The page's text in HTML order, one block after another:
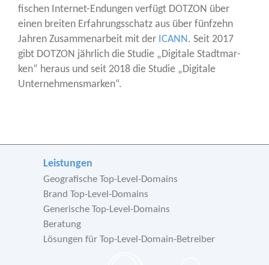
fi­schen Inter­net-Endun­gen ver­fügt DOTZON über
einen brei­ten Erfah­rungs­schatz aus über fünf­zehn
Jah­ren Zusam­men­ar­beit mit der ICANN . Seit 2017
gibt DOTZON jähr­lich die Stu­die „Digi­ta­le Stadt­mar­
ken“ her­aus und seit 2018 die Stu­die „Digi­ta­le
Unternehmensmarken“.
Leistungen
Geografische Top-Level-Domains
Brand Top-Level-Domains
Generische Top-Level-Domains
Beratung
Lösungen für Top-Level-Domain-Betreiber